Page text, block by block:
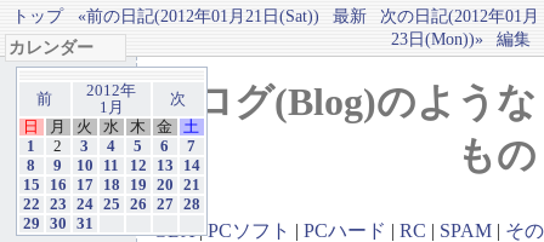
トップ «前の日記(2012年01月21日(Sat)) 最新
次の日記(2012年01月
23日(Mon))»
編集
ブログ(Blog)のような
もの
GBA|PCソフト | PCハード | RC | SPAM | その
カレンダー
前
2012年
1月
次
日
月 火 水 木 金
土
1
2 3 4 5 6
7
8
9 10 11 12 13
14
15
16 17 18 19 20
21
22
23 24 25 26 27 28
29
30 31